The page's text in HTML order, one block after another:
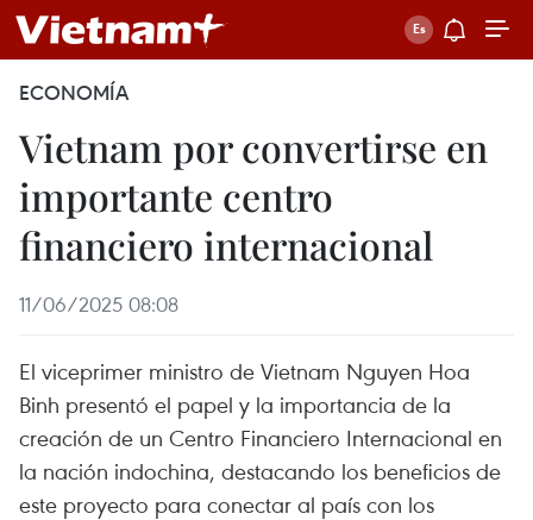
ECONOMÍA
Vietnam por convertirse en
importante centro
financiero internacional
11/06/2025 08:08
El viceprimer ministro de Vietnam Nguyen Hoa
Binh presentó el papel y la importancia de la
creación de un Centro Financiero Internacional en
la nación indochina, destacando los beneficios de
este proyecto para conectar al país con los